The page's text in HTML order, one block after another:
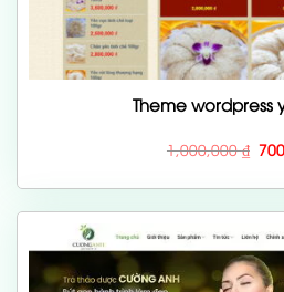
Theme wordpress
1,000,000₫ Giá